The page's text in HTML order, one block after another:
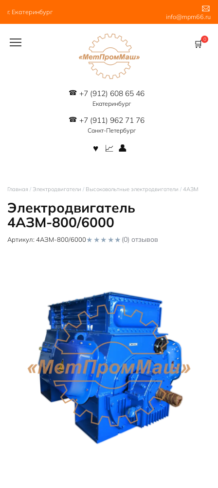
содержанию
г. Екатеринбург
info@mpm66.ru
+7 (912) 608 65 46
Екатеринбург
+7 (911) 962 71 76
Санкт-Петербург
0
Главная / Электродвигатели / Высоковольтные электродвигатели / 4АЗМ
Электродвигатель
4АЗМ-800/6000
Артикул: 4АЗМ-800/6000
5
(0) отзывов